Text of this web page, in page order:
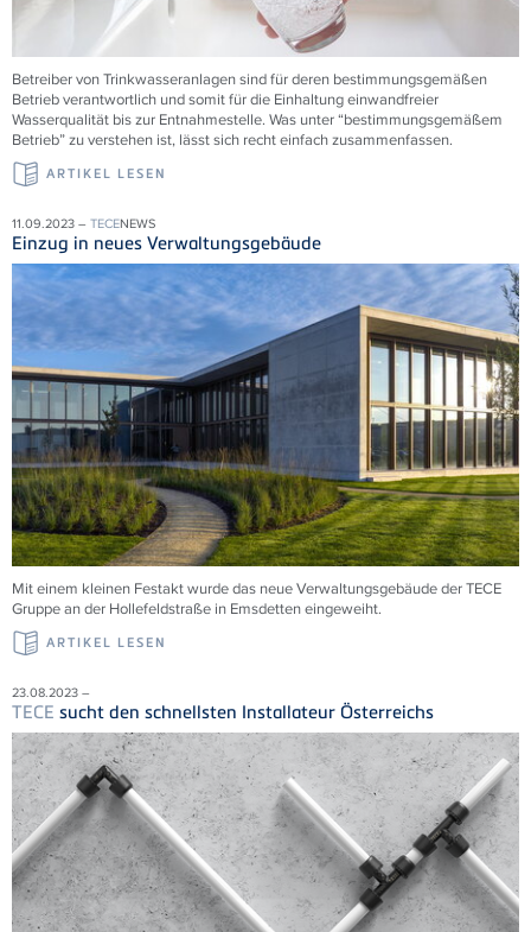
Betreiber von Trinkwasseranlagen sind für deren bestimmungsgemäßen
Betrieb verantwortlich und somit für die Einhaltung einwandfreier
Wasserqualität bis zur Entnahmestelle. Was unter “bestimmungsgemäßem
Betrieb” zu verstehen ist, lässt sich recht einfach zusammenfassen.
ARTIKEL LESEN
11.09.2023 – TECENEWS
Einzug in neues Verwaltungsgebäude
Mit einem kleinen Festakt wurde das neue Verwaltungsgebäude der TECE
Gruppe an der Hollefeldstraße in Emsdetten eingeweiht.
ARTIKEL LESEN
23.08.2023 –
TECE sucht den schnellsten Installateur Österreichs